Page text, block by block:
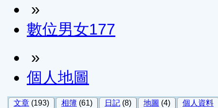
»
數位男女177
»
個人地圖
文章 (193) 相簿 (61) 日記 (8) 地圖 (4)
個人資料